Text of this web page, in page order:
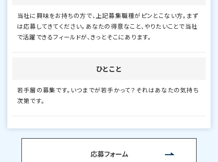
当社に興味をお持ちの方で、上記募集職種がピンとこない方。まず
は応募してきてください。あなたの得意なこと、やりたいことで当社
で活躍できるフィールドが、きっとそこにあります。
ひとこと
若手層の募集です。いつまでが若手かって？それはあなたの気持ち
次第です。
応募フォーム